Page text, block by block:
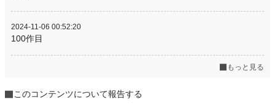
2024-11-06 00:52:20
100作目
もっと見る
このコンテンツについて報告する